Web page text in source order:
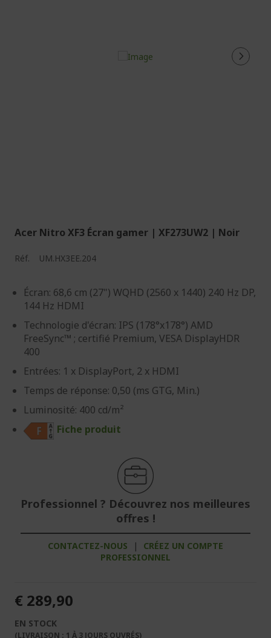
Acer Nitro XF3 Écran gamer | XF273UW2 | Noir
Réf. UM.HX3EE.204
Écran: 68,6 cm (27") WQHD (2560 x 1440) 240 Hz DP,
144 Hz HDMI
Technologie d'écran: IPS (178°x178°) AMD
FreeSync™ ; certifié Premium, VESA DisplayHDR
400
Entrées: 1 x DisplayPort, 2 x HDMI
Temps de réponse: 0,50 (ms GTG, Min.)
Luminosité: 400 cd/m²
Fiche produit
Professionnel ? Découvrez nos meilleures
offres !
CONTACTEZ-NOUS |
CRÉEZ UN COMPTE
PROFESSIONNEL
€ 289,90
EN STOCK
(LIVRAISON : 1 À 3 JOURS OUVRÉS)